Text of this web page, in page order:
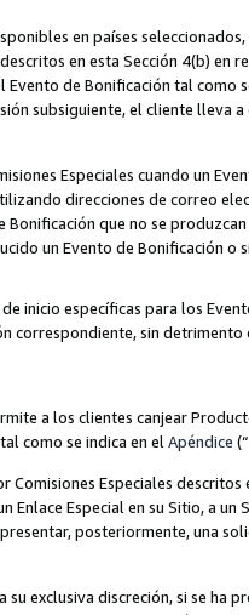
en países
en esta Sección 4(b) en
Evento de Bonificación tal como
subsiguiente, el cliente lleva
Especiales cuando un
direcciones de correo
que no se
un Evento de Bonificación
inicio específicas para los
correspondiente, sin
a los clientes canjear
como se indica en el Apéndice
Especiales
Enlace Especial en su Sitio, a
posteriormente, una
su exclusiva discreción, si se